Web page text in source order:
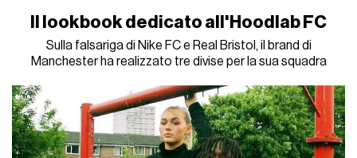
Il lookbook dedicato all'Hoodlab FC
Sulla falsariga di Nike FC e Real Bristol, il brand di
Manchester ha realizzato tre divise per la sua squadra